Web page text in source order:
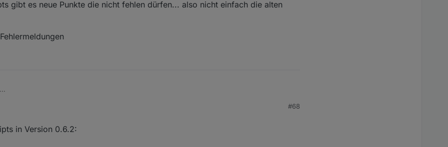
gibt es neue Punkte die nicht fehlen dürfen... also nicht einfach die alten
Scripts gibt es neue Punkte die nicht fehlen dürfen... also nicht einfach die alten komplett
der Fehlermeldungen
#68
in Version 0.6.2: